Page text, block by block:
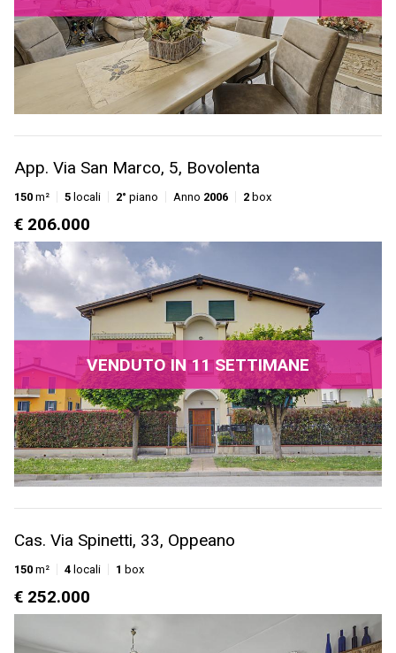
App. Via San Marco, 5, Bovolenta
150 m² 5 locali 2° piano Anno 2006 2 box
€ 206.000
VENDUTO IN 11 SETTIMANE
Cas. Via Spinetti, 33, Oppeano
150 m² 4 locali 1 box
€ 252.000